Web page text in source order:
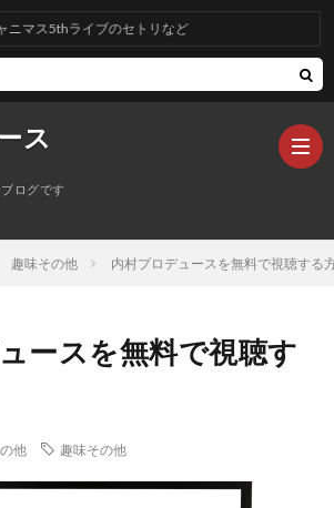
ス
ログです
生
ライブのセトリなど
趣味その他 内村プロデュースを無料で視聴する
ースを無料で視聴す
他 趣味その他